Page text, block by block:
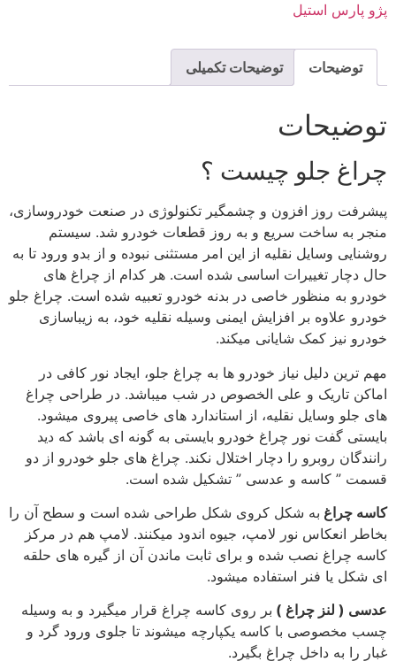
پژو پارس استیل
توضیحات توضیحات تکمیلی
توضیحات
چراغ جلو چیست ؟
پیشرفت روز افزون و چشمگیر تکنولوژی در صنعت خودروسازی،
منجر به ساخت سریع و به روز قطعات خودرو شد. سیستم
روشنایی وسایل نقلیه از این امر مستثنی نبوده و از بدو ورود تا به
حال دچار تغییرات اساسی شده است. هر کدام از چراغ های
خودرو به منظور خاصی در بدنه خودرو تعبیه شده است. چراغ جلو
خودرو علاوه بر افزایش ایمنی وسیله نقلیه خود، به زیباسازی
خودرو نیز کمک شایانی میکند.
مهم ترین دلیل نیاز خودرو ها به چراغ جلو، ایجاد نور کافی در
اماکن تاریک و علی الخصوص در شب میباشد. در طراحی چراغ
های جلو وسایل نقلیه، از استاندارد های خاصی پیروی میشود.
بایستی گفت نور چراغ خودرو بایستی به گونه ای باشد که دید
رانندگان روبرو را دچار اختلال نکند. چراغ های جلو خودرو از دو
قسمت ” کاسه و عدسی ” تشکیل شده است.
کاسه چراغ به شکل کروی شکل طراحی شده است و سطح آن را
بخاطر انعکاس نور لامپ، جیوه اندود میکنند. لامپ هم در مرکز
کاسه چراغ نصب شده و برای ثابت ماندن آن از گیره های حلقه
ای شکل یا فنر استفاده میشود.
عدسی ( لنز چراغ ) بر روی کاسه چراغ قرار میگیرد و به وسیله
چسب مخصوصی با کاسه یکپارچه میشوند تا جلوی ورود گرد و
غبار را به داخل چراغ بگیرد.